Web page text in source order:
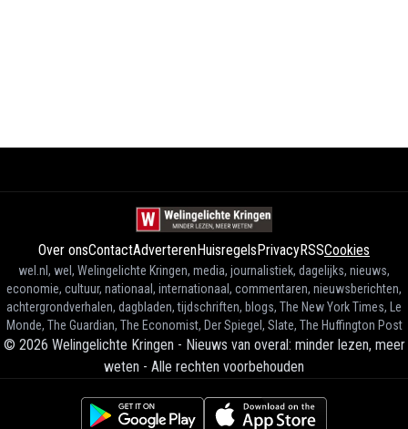
Over onsContactAdverterenHuisregelsPrivacyRSSCookies
wel.nl, wel, Welingelichte Kringen, media, journalistiek, dagelijks, nieuws,
economie, cultuur, nationaal, internationaal, commentaren, nieuwsberichten,
achtergrondverhalen, dagbladen, tijdschriften, blogs, The New York Times, Le
Monde, The Guardian, The Economist, Der Spiegel, Slate, The Huffington Post
© 2026 Welingelichte Kringen - Nieuws van overal: minder lezen, meer
weten - Alle rechten voorbehouden